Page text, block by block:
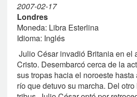
2007-02-17
Londres
Moneda: Libra Esterlina
Idioma: Inglés
Julio César invadió Britania en el
Cristo. Desembarcó cerca de la
sus tropas hacia el noroeste
río que detuvo su marcha. Del